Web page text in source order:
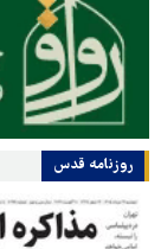
روزنامه قدس